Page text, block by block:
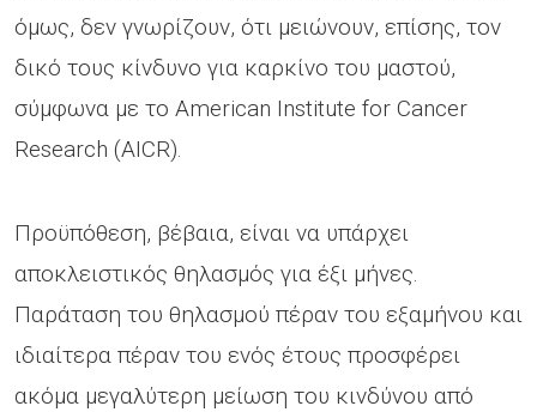
όμως, δεν γνωρίζουν, ότι μειώνουν, επίσης, τον
δικό τους κίνδυνο για καρκίνο του μαστού,
σύμφωνα με το American Institute for Cancer
Research (AICR).
Προϋπόθεση, βέβαια, είναι να υπάρχει
αποκλειστικός θηλασμός για έξι μήνες.
Παράταση του θηλασμού πέραν του εξαμήνου και
ιδιαίτερα πέραν του ενός έτους προσφέρει
ακόμα μεγαλύτερη μείωση του κινδύνου από